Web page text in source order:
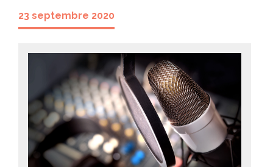
23 septembre 2020